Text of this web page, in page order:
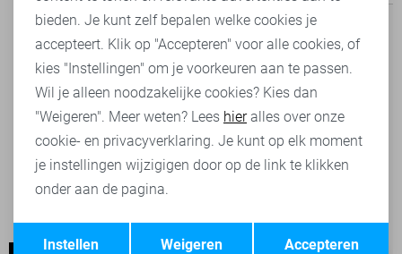
Terug Opslaan
bieden. Je kunt zelf bepalen welke cookies je
accepteert. Klik op "Accepteren" voor alle cookies, of
kies "Instellingen" om je voorkeuren aan te passen.
Wil je alleen noodzakelijke cookies? Kies dan
"Weigeren". Meer weten? Lees hieralles over onze
cookie- en privacyverklaring. Je kunt op elk moment
je instellingen wijzigigen door op de link te klikken
onder aan de pagina.
Accepteren
Weigeren
Instellen